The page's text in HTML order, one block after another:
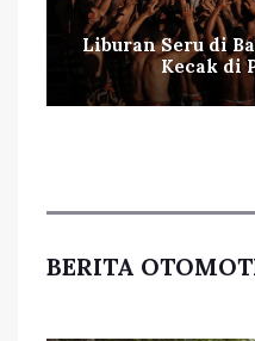
Liburan Seru di
Kecak di
BERITA